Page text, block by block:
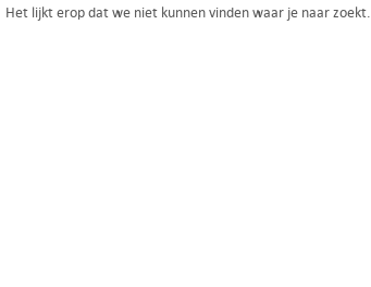
Het lijkt erop dat we niet kunnen vinden waar je naar zoekt.